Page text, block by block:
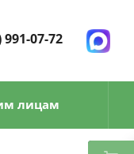
991-07-72
лицам